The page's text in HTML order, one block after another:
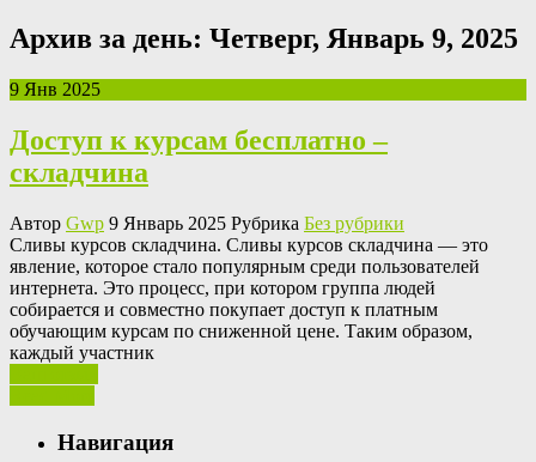
Архив за день: Четверг, Январь 9, 2025
9 Янв 2025
Доступ к курсам бесплатно –
складчина
Автор Gwp 9 Январь 2025 Рубрика Без рубрики
Сливы курсoв склaдчинa. Сливы курсoв складчина — это
явление, которое стало популярным среди пользователей
интернета. Это процесс, при котором группа людей
собирается и совместно покупает доступ к платным
обучающим курсам по сниженной цене. Таким образом,
каждый участник
Навигация